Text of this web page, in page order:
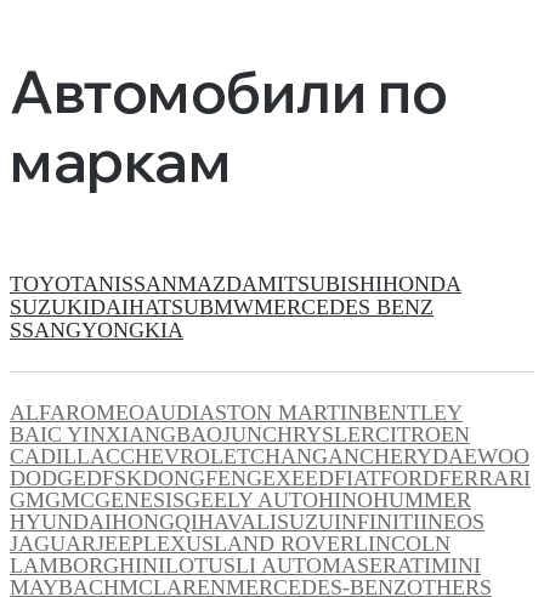
Автомобили по
маркам
TOYOTANISSANMAZDAMITSUBISHIHONDA
SUZUKIDAIHATSUBMWMERCEDES BENZ
SSANGYONGKIA
ALFAROMEOAUDIASTON MARTINBENTLEY
BAIC YINXIANGBAOJUNCHRYSLERCITROEN
CADILLACCHEVROLETCHANGANCHERYDAEWOO
DODGEDFSKDONGFENGEXEEDFIATFORDFERRARI
GMGMCGENESISGEELY AUTOHINOHUMMER
HYUNDAIHONGQIHAVALISUZUINFINITIINEOS
JAGUARJEEPLEXUSLAND ROVERLINCOLN
LAMBORGHINILOTUSLI AUTOMASERATIMINI
MAYBACHMCLARENMERCEDES-BENZOTHERS